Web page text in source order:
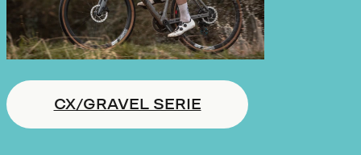
CX/GRAVEL SERIE